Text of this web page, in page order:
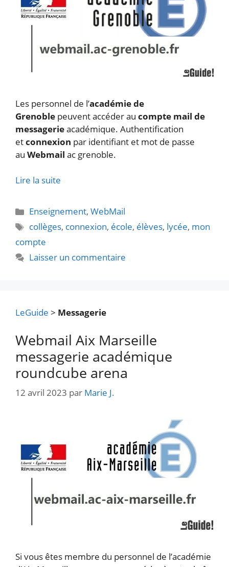
Les personnel de l’académie de
Grenoble peuvent accéder au compte mail de
messagerieacadémique. Authentification
etconnexion par identifiant et mot de passe
au Webmail ac grenoble.
Lire la suite
Catégories
Enseignement,WebMail
Étiquettes
collèges, connexion, école, élèves, lycée, mon
compte
Laisser un commentaire
LeGuide > Messagerie
Webmail Aix Marseille
messagerie académique
roundcube arena
12 avril 2023 par Marie J.
Si vous êtes membre du personnel de l’académie